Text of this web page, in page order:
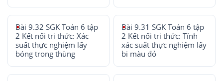
Bài 9.32 SGK Toán 6 tập
2 Kết nối tri thức: Xác
suất thực nghiệm lấy
bóng trong thùng
Bài 9.31 SGK Toán 6 tập
2 Kết nối tri thức: Tính
xác suất thực nghiệm lấy
bi màu đỏ